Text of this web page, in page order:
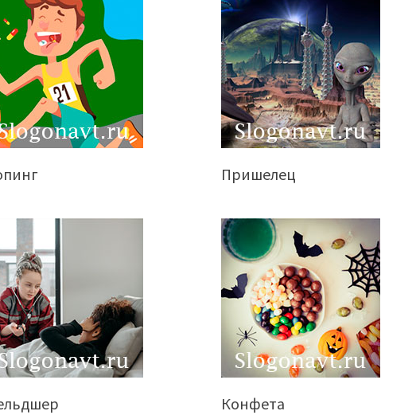
Пришелец
Конфета